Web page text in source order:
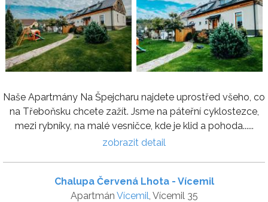
Naše Apartmány Na Špejcharu najdete uprostřed všeho, co
na Třeboňsku chcete zažít. Jsme na páteřní cyklostezce,
mezi rybníky, na malé vesničce, kde je klid a pohoda......
zobrazit detail
Chalupa Červená Lhota - Vícemil
Apartmán Vícemil , Vícemil 35